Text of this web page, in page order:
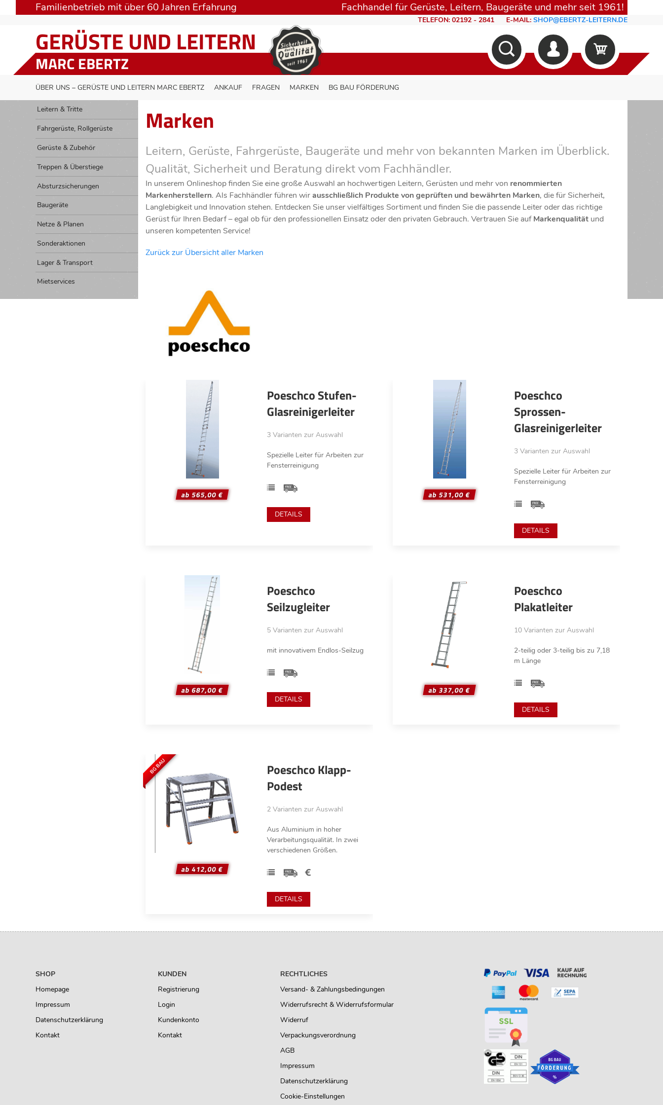
Familienbetrieb mit über 60 Jahren Erfahrung Fachhandel für Gerüste, Leitern, Baugeräte und mehr seit 1961!
TELEFON: 02192 - 2841 E-MAIL: SHOP@EBERTZ-LEITERN.DE
GERÜSTE UND LEITERN
MARC EBERTZ
ÜBER UNS – GERÜSTE UND LEITERN MARC EBERTZ ANKAUF FRAGEN MARKEN BG BAU FÖRDERUNG
Leitern & Tritte
Fahrgerüste, Rollgerüste
Gerüste & Zubehör
Treppen & Überstiege
Absturzsicherungen
Baugeräte
Netze & Planen
Sonderaktionen
Lager & Transport
Mietservices
Marken
Leitern, Gerüste, Fahrgerüste, Baugeräte und mehr von bekannten Marken im Überblick.
Qualität, Sicherheit und Beratung direkt vom Fachhändler.
In unserem Onlineshop finden Sie eine große Auswahl an hochwertigen Leitern, Gerüsten und mehr von renommierten
Markenherstellern. Als Fachhändler führen wirausschließlich Produkte von geprüften und bewährten Marken, die für Sicherheit,
Langlebigkeit und Innovation stehen. Entdecken Sie unser vielfältiges Sortiment und finden Sie die passende Leiter oder das richtige
Gerüst für Ihren Bedarf – egal ob für den professionellen Einsatz oder den privaten Gebrauch. Vertrauen Sie aufMarkenqualität und
unseren kompetenten Service!
Zurück zur Übersicht aller Marken
ab 565,00 €
Poeschco Stufen-
Glasreinigerleiter
3 Varianten zur Auswahl
Spezielle Leiter für Arbeiten zur
Fensterreinigung
DETAILS
ab 531,00 €
Poeschco
Sprossen-
Glasreinigerleiter
3 Varianten zur Auswahl
Spezielle Leiter für Arbeiten zur
Fensterreinigung
DETAILS
ab 687,00 €
Poeschco
Seilzugleiter
5 Varianten zur Auswahl
mit innovativem Endlos-Seilzug
DETAILS
ab 337,00 €
Poeschco
Plakatleiter
10 Varianten zur Auswahl
2-teilig oder 3-teilig bis zu 7,18
m Länge
DETAILS
ab 412,00 €
Poeschco Klapp-
Podest
2 Varianten zur Auswahl
Aus Aluminium in hoher
Verarbeitungsqualität. In zwei
verschiedenen Größen.
DETAILS
BG BAU
SHOP
Homepage
Impressum
Datenschutzerklärung
Kontakt
KUNDEN
Registrierung
Login
Kundenkonto
Kontakt
RECHTLICHES
Versand- & Zahlungsbedingungen
Widerrufsrecht & Widerrufsformular
Widerruf
Verpackungsverordnung
AGB
Impressum
Datenschutzerklärung
Cookie-Einstellungen